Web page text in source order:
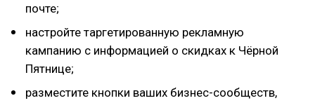
почте;
настройте таргетированную рекламную
кампанию с информацией о скидках к Чёрной
Пятнице;
разместите кнопки ваших бизнес-сообществ,